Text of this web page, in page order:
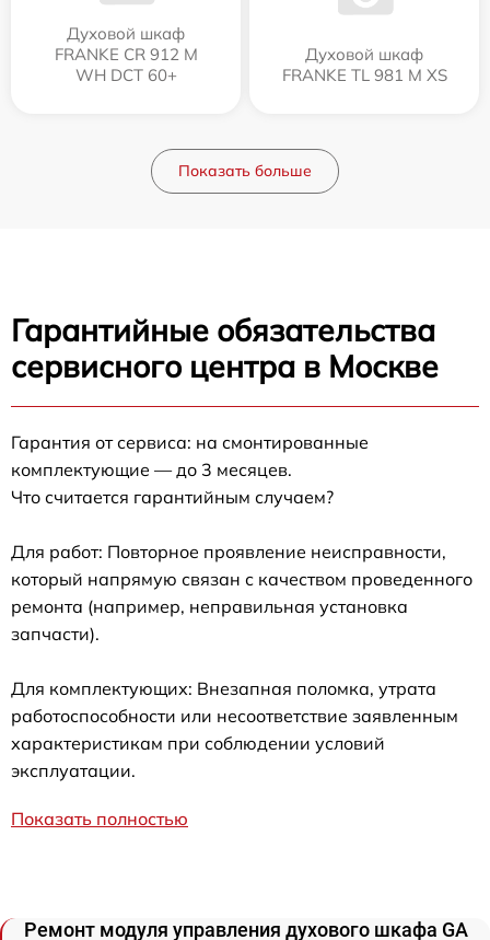
Духовой шкаф
FRANKE CR 912 M
WH DCT 60+
Духовой шкаф
FRANKE TL 981 M XS
Показать больше
Гарантийные обязательства
сервисного центра в Москве
Гарантия от сервиса: на смонтированные
комплектующие — до 3 месяцев.
Что считается гарантийным случаем?
Для работ: Повторное проявление неисправности,
который напрямую связан с качеством проведенного
ремонта (например, неправильная установка
запчасти).
Для комплектующих: Внезапная поломка, утрата
работоспособности или несоответствие заявленным
характеристикам при соблюдении условий
эксплуатации.
Показать полностью
Ремонт модуля управления духового шкафа GA